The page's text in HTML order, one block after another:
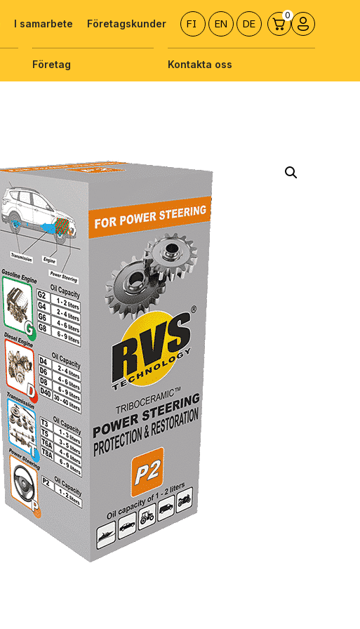
I samarbete Företagskunder FI EN DE
Företag Kontakta oss